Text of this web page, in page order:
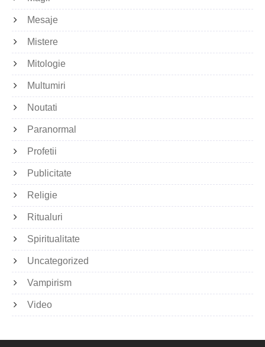
Mesaje
Mistere
Mitologie
Multumiri
Noutati
Paranormal
Profetii
Publicitate
Religie
Ritualuri
Spiritualitate
Uncategorized
Vampirism
Video